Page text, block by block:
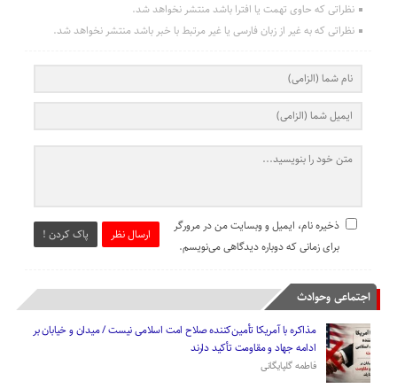
نظراتی که حاوی تهمت یا افترا باشد منتشر نخواهد شد.
نظراتی که به غیر از زبان فارسی یا غیر مرتبط با خبر باشد منتشر نخواهد شد.
ارسال نظر پاک کردن !
ذخیره نام، ایمیل و وبسایت من در مرورگر
برای زمانی که دوباره دیدگاهی می‌نویسم.
اجتماعی وحوادث
مذاکره با آمریکا تأمین‌کننده صلاح امت اسلامی نیست / میدان و خیابان بر
ادامه جهاد و مقاومت تأکید دارند
فاطمه گلپایگانی